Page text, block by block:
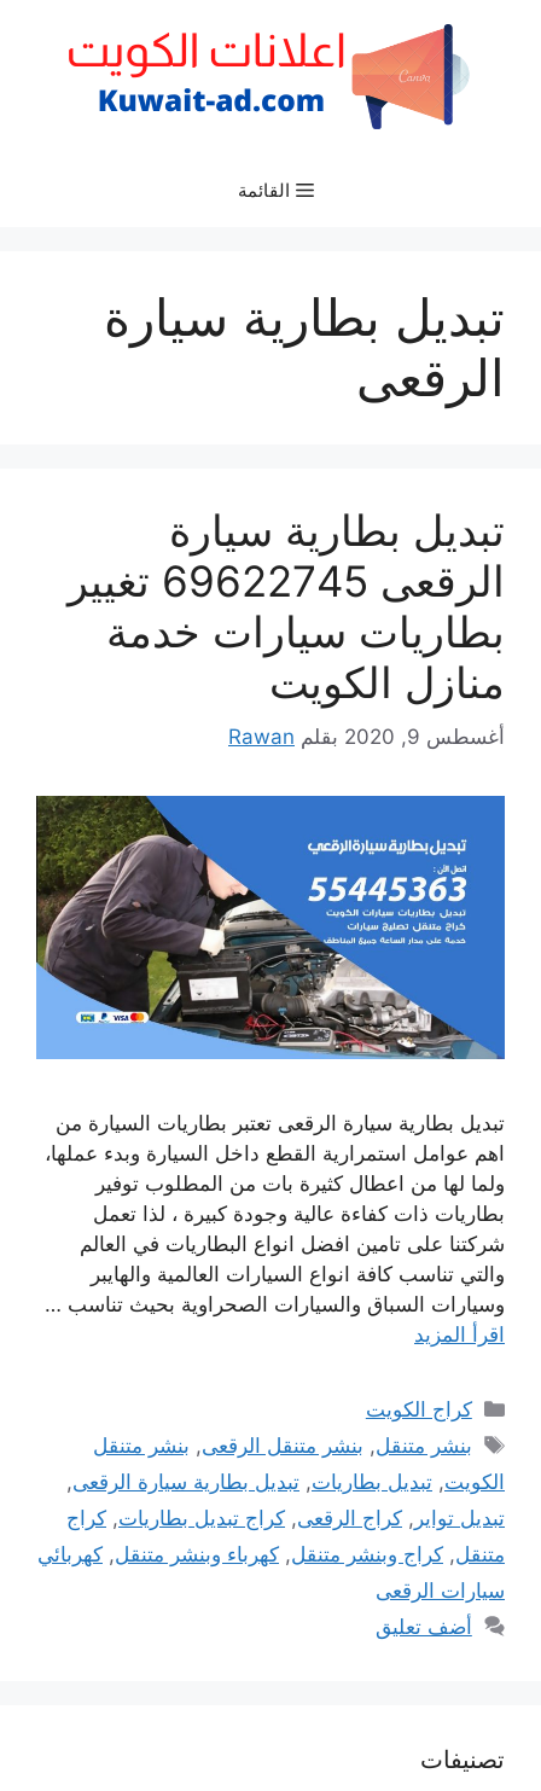
القائمة
تبديل بطارية سيارة
الرقعى
تبديل بطارية سيارة
الرقعى 69622745 تغيير
بطاريات سيارات خدمة
منازل الكويت
أغسطس 9, 2020 بقلم Rawan
تبديل بطارية سيارة الرقعى تعتبر بطاريات السيارة من
اهم عوامل استمرارية القطع داخل السيارة وبدء عملها،
ولما لها من اعطال كثيرة بات من المطلوب توفير
بطاريات ذات كفاءة عالية وجودة كبيرة ، لذا تعمل
شركتنا على تامين افضل انواع البطاريات في العالم
والتي تناسب كافة انواع السيارات العالمية والهايبر
وسيارات السباق والسيارات الصحراوية بحيث تناسب …
اقرأ المزيد
التصنيفات
كراج الكويت
الوسوم
بنشر متنقل, بنشر متنقل الرقعى, بنشر متنقل
الكويت, تبديل بطاريات, تبديل بطارية سيارة الرقعى,
تبديل تواير , كراج الرقعى, كراج تبديل بطاريات, كراج
متنقل, كراج وبنشر متنقل, كهرباء وبنشر متنقل, كهربائي
سيارات الرقعى
أضف تعليق
تصنيفات